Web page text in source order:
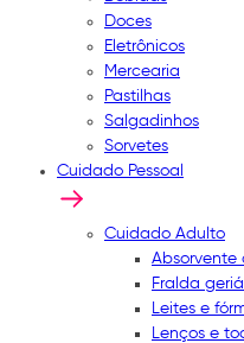
Doces
Eletrônicos
Mercearia
Pastilhas
Salgadinhos
Sorvetes
Cuidado Pessoal
Cuidado Adulto
Absorvente
Fralda
Leites e
Lenços e